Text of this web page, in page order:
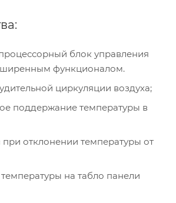
блок управления
функционалом.
циркуляции воздуха;
поддержание температуры в
при отклонении температуры от
на табло панели